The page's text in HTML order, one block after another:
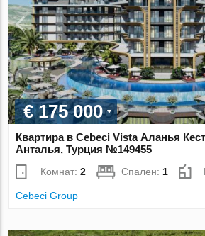
€ 175 000
Квартира в Cebeci Vista Аланья
Анталья, Турция №149455
Комнат:2 Спален: 1
Cebeci Group